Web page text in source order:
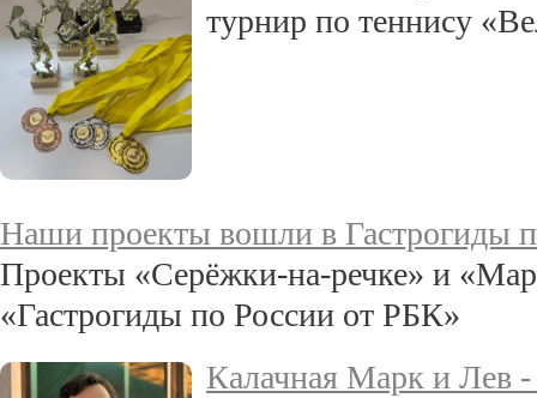
турнир по теннису
Наши проекты вошли в Гастрогиды
Проекты «Серёжки‑на‑речке» и
«Гастрогиды по России от РБК»
Калачная Марк и Лев -